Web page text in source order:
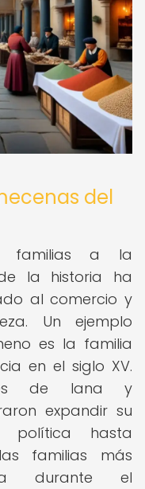
del
familias a la
la historia ha
al comercio y
Un ejemplo
es la familia
en el siglo XV.
de lana y
expandir su
política hasta
familias más
durante el